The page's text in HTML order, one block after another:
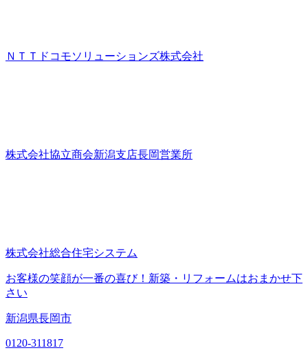
ＮＴＴドコモソリューションズ株式会社
株式会社協立商会新潟支店長岡営業所
株式会社総合住宅システム
お客様の笑顔が一番の喜び！新築・リフォームはおまかせ下
さい
新潟県長岡市
0120-311817